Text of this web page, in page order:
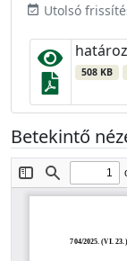
event_available Utolsó
508 KB
Betekintő